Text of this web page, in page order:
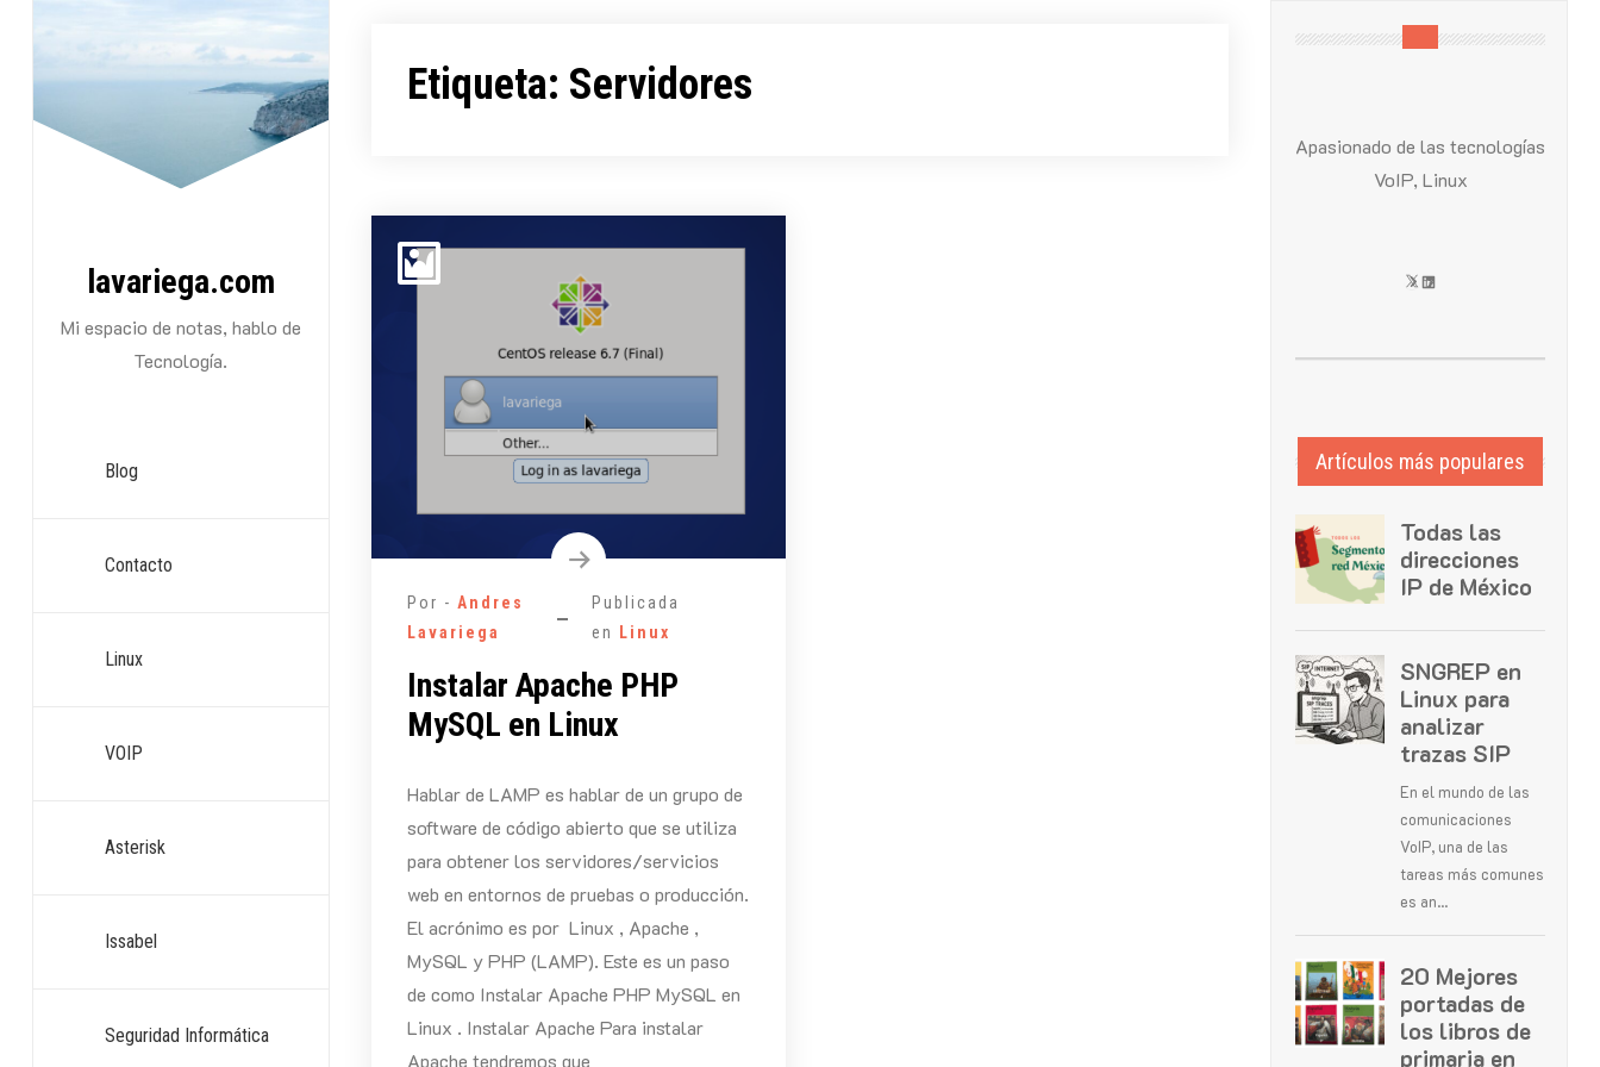
contenido
lavariega.com
Mi espacio de notas, hablo de
Tecnología.
Blog
Contacto
Linux
VOIP
Asterisk
Issabel
Seguridad Informática
Etiqueta: Servidores
Por - Andres
Lavariega
Publicada
en
Linux
Instalar Apache PHP
MySQL en Linux
Hablar de LAMP es hablar de un grupo de
software de código abierto que se utiliza
para obtener los servidores/servicios
web en entornos de pruebas o producción.
El acrónimo es por Linux , Apache ,
MySQL y PHP (LAMP). Este es un paso
de como Instalar Apache PHP MySQL en
Linux . Instalar Apache Para instalar
Apache tendremos que
Apasionado de las tecnologías
VoIP, Linux
X
Artículos más populares